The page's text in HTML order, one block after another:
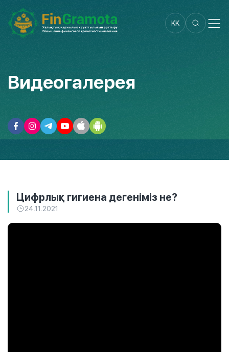
KK
Видеогалерея
Цифрлық гигиена дегеніміз не?
24.11.2021